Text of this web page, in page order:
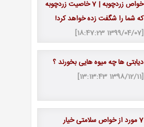
خواص زردچوبه | 7 خاصیت زردچوبه
که شما را شگفت زده خواهد کرد!
[1399/04/07 18:47:23]
دیابتی ها چه میوه هایی بخورند ؟
[1398/12/11 13:13:43]
7 مورد از خواص سلامتی خیار